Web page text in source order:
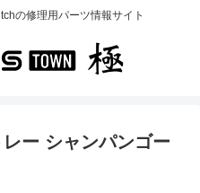
の修理用パーツ情報サイト
ー シャンパンゴー